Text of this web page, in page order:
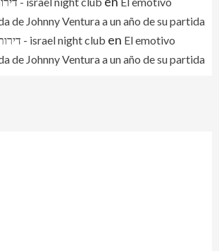
de Johnny Ventura a un año de su partida
דירות דיסקרטיות בנתניה - israel night club en El emotivo
de Johnny Ventura a un año de su partida